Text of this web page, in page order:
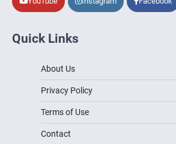
Quick Links
About Us
Privacy Policy
Terms of Use
Contact